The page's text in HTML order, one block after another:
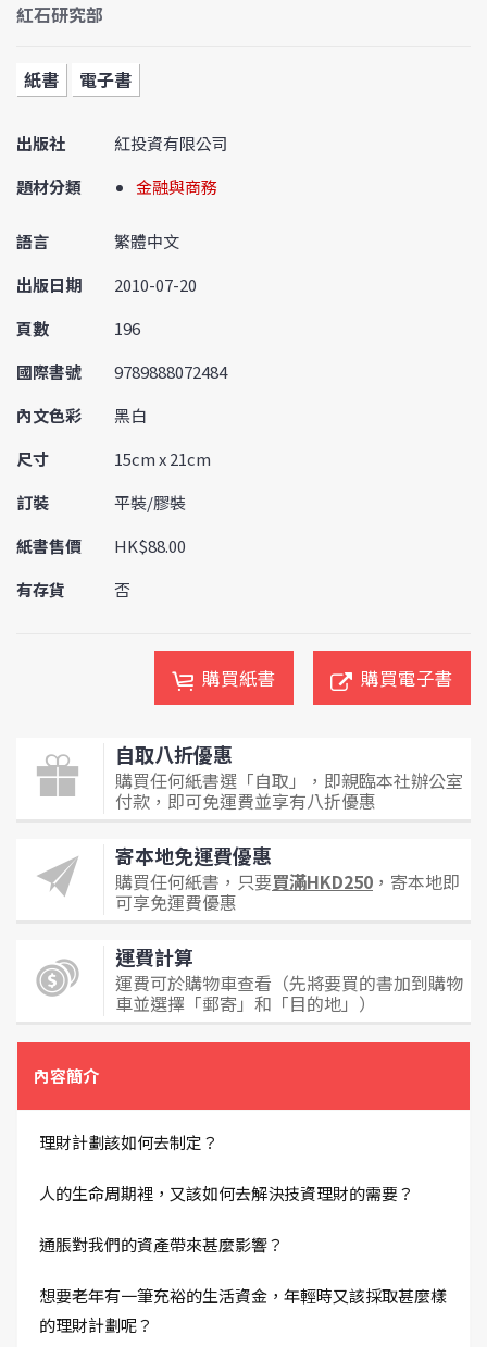
紅石研究部
紙書 電子書
出版社
紅投資有限公司
題材分類
金融與商務
語言
繁體中文
出版日期
2010-07-20
頁數
196
國際書號
9789888072484
內文色彩
黑白
尺寸
15cm x 21cm
訂裝
平裝/膠裝
紙書售價
HK$88.00
有存貨
否
購買紙書 購買電子書
自取八折優惠
購買任何紙書選「自取」，即親臨本社辦公室
付款，即可免運費並享有八折優惠
寄本地免運費優惠
購買任何紙書，只要買滿HKD250 ，寄本地即
可享免運費優惠
運費計算
運費可於購物車查看（先將要買的書加到購物
車並選擇「郵寄」和「目的地」）
內容簡介
理財計劃該如何去制定？
人的生命周期裡，又該如何去解決技資理財的需要？
通脹對我們的資產帶來甚麼影響？
想要老年有一筆充裕的生活資金，年輕時又該採取甚麼樣
的理財計劃呢？